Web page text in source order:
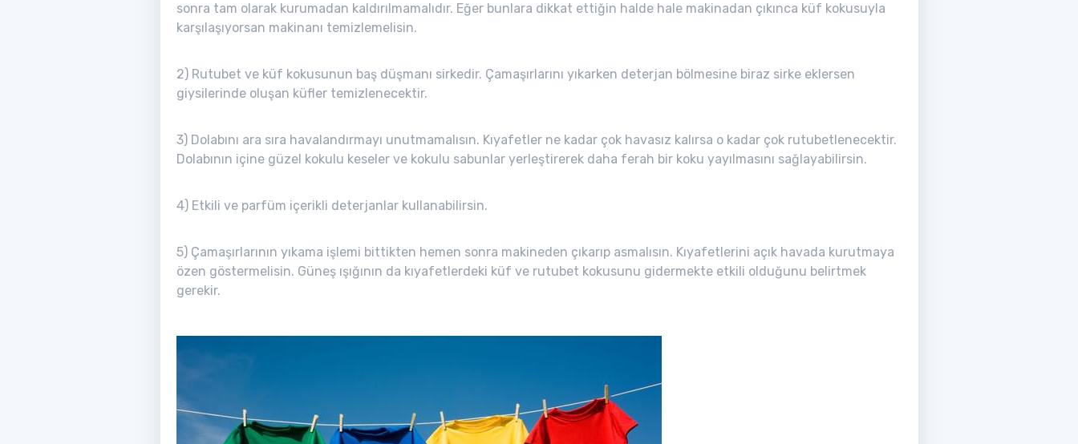
sonra tam olarak kurumadan kaldırılmamalıdır. Eğer bunlara dikkat ettiğin halde hale makinadan çıkınca küf kokusuyla
karşılaşıyorsan makinanı temizlemelisin.
2) Rutubet ve küf kokusunun baş düşmanı sirkedir. Çamaşırlarını yıkarken deterjan bölmesine biraz sirke eklersen
giysilerinde oluşan küfler temizlenecektir.
3) Dolabını ara sıra havalandırmayı unutmamalısın. Kıyafetler ne kadar çok havasız kalırsa o kadar çok rutubetlenecektir.
Dolabının içine güzel kokulu keseler ve kokulu sabunlar yerleştirerek daha ferah bir koku yayılmasını sağlayabilirsin.
4) Etkili ve parfüm içerikli deterjanlar kullanabilirsin.
5) Çamaşırlarının yıkama işlemi bittikten hemen sonra makineden çıkarıp asmalısın. Kıyafetlerini açık havada kurutmaya
özen göstermelisin. Güneş ışığının da kıyafetlerdeki küf ve rutubet kokusunu gidermekte etkili olduğunu belirtmek
gerekir.